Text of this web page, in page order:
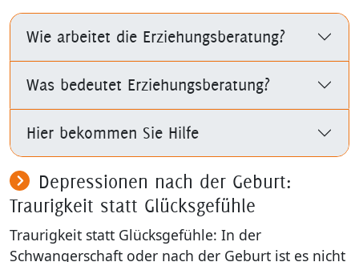
Wie arbeitet die Erziehungsberatung?
Was bedeutet Erziehungsberatung?
Hier bekommen Sie Hilfe
Depressionen nach der Geburt:
Traurigkeit statt Glücksgefühle
Traurigkeit statt Glücksgefühle: In der
Schwangerschaft oder nach der Geburt ist es nicht